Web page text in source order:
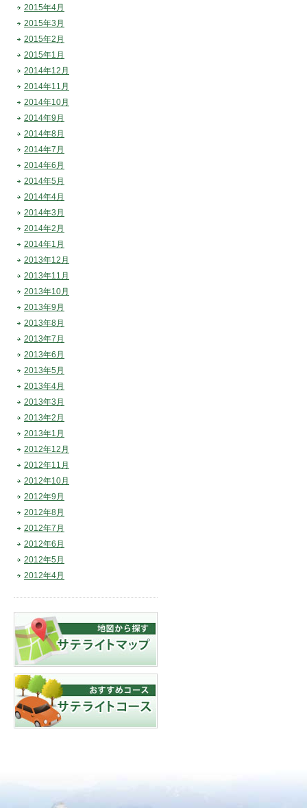
2015年4月
2015年3月
2015年2月
2015年1月
2014年12月
2014年11月
2014年10月
2014年9月
2014年8月
2014年7月
2014年6月
2014年5月
2014年4月
2014年3月
2014年2月
2014年1月
2013年12月
2013年11月
2013年10月
2013年9月
2013年8月
2013年7月
2013年6月
2013年5月
2013年4月
2013年3月
2013年2月
2013年1月
2012年12月
2012年11月
2012年10月
2012年9月
2012年8月
2012年7月
2012年6月
2012年5月
2012年4月